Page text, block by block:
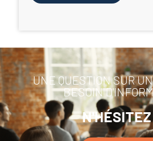
UNE QUESTION SUR
BESOIN